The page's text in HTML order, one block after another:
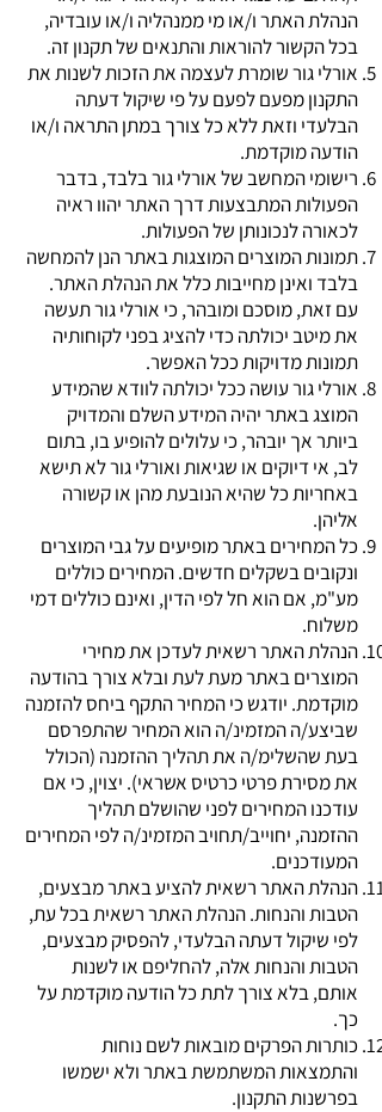
הנהלת האתר ו/או מי ממנהליה ו/או עובדיה,
בכל הקשור להוראות והתנאים של תקנון זה.
אורלי גור שומרת לעצמה את הזכות לשנות את
התקנון מפעם לפעם על פי שיקול דעתה
הבלעדי וזאת ללא כל צורך במתן התראה ו/או
הודעה מוקדמת.
רישומי המחשב של אורלי גור בלבד, בדבר
הפעולות המתבצעות דרך האתר יהוו ראיה
לכאורה לנכונותן של הפעולות.
תמונות המוצרים המוצגות באתר הנן להמחשה
בלבד ואינן מחייבות כלל את הנהלת האתר.
עם זאת, מוסכם ומובהר, כי אורלי גור תעשה
את מיטב יכולתה כדי להציג בפני לקוחותיה
תמונות מדויקות ככל האפשר.
אורלי גור עושה ככל יכולתה לוודא שהמידע
המוצג באתר יהיה המידע השלם והמדויק
ביותר אך יובהר, כי עלולים להופיע בו, בתום
לב, אי דיוקים או שגיאות ואורלי גור לא תישא
באחריות כל שהיא הנובעת מהן או קשורה
אליהן.
כל המחירים באתר מופיעים על גבי המוצרים
ונקובים בשקלים חדשים. המחירים כוללים
מע"מ, אם הוא חל לפי הדין, ואינם כוללים דמי
משלוח.
הנהלת האתר רשאית לעדכן את מחירי
המוצרים באתר מעת לעת ובלא צורך בהודעה
מוקדמת. יודגש כי המחיר התקף ביחס להזמנה
שביצע/ה המזמינ/ה הוא המחיר שהתפרסם
בעת שהשלימ/ה את תהליך ההזמנה (הכולל
את מסירת פרטי כרטיס אשראי). יצוין, כי אם
עודכנו המחירים לפני שהושלם תהליך
ההזמנה, יחוייב/תחויב המזמינ/ה לפי המחירים
המעודכנים.
הנהלת האתר רשאית להציע באתר מבצעים,
הטבות והנחות. הנהלת האתר רשאית בכל עת,
לפי שיקול דעתה הבלעדי, להפסיק מבצעים,
הטבות והנחות אלה, להחליפם או לשנות
אותם, בלא צורך לתת כל הודעה מוקדמת על
כך.
כותרות הפרקים מובאות לשם נוחות
והתמצאות המשתמשת באתר ולא ישמשו
בפרשנות התקנון.